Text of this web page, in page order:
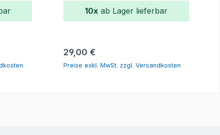
10x ab Lager lieferbar
Regulärer Preis:
29,00 €
Preise exkl. MwSt. zzgl. Versandkosten